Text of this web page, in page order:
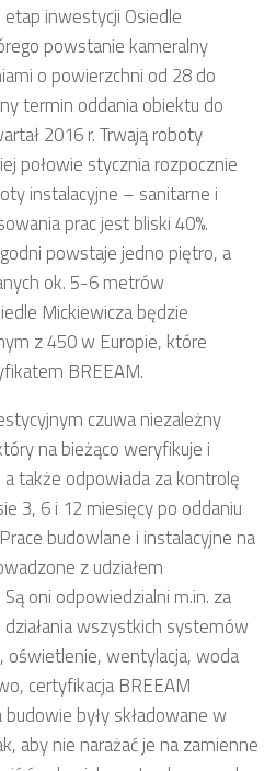
inwestycji Osiedle
powstanie kameralny
o powierzchni od 28 do
termin oddania obiektu do
2016 r. Trwają roboty
połowie stycznia rozpocznie
instalacyjne – sanitarne i
prac jest bliski 40%.
powstaje jedno piętro, a
ok. 5-6 metrów
Mickiewicza będzie
z 450 w Europie, które
BREEAM.
czuwa niezależny
na bieżąco weryfikuje i
także odpowiada za kontrolę
3, 6 i 12 miesięcy po oddaniu
budowlane i instalacyjne na
z udziałem
oni odpowiedzialni m.in. za
wszystkich systemów
oświetlenie, wentylacja, woda
certyfikacja BREEAM
były składowane w
aby nie narażać je na zamienne